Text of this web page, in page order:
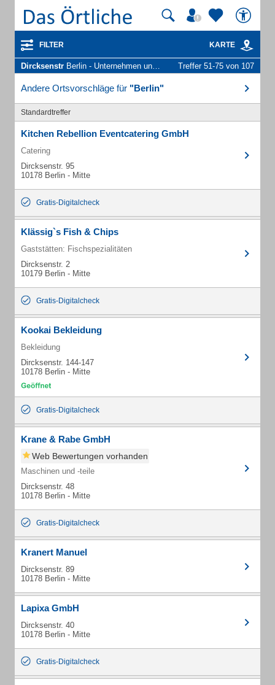
FILTER KARTE
Dircksenstr Berlin - Unternehmen und Personen Treffer 51-75 von 107
Andere Ortsvorschläge für "Berlin"
Standardtreffer
Kitchen Rebellion Eventcatering GmbH
Catering
Dircksenstr. 95
10178 Berlin - Mitte
Gratis-Digitalcheck
Klässig`s Fish & Chips
Gaststätten: Fischspezialitäten
Dircksenstr. 2
10179 Berlin - Mitte
Gratis-Digitalcheck
Kookai Bekleidung
Bekleidung
Dircksenstr. 144-147
10178 Berlin - Mitte
Gratis-Digitalcheck
Krane & Rabe GmbH
Web Bewertungen vorhanden
Maschinen und -teile
Dircksenstr. 48
10178 Berlin - Mitte
Gratis-Digitalcheck
Kranert Manuel
Dircksenstr. 89
10178 Berlin - Mitte
Lapixa GmbH
Dircksenstr. 40
10178 Berlin - Mitte
Gratis-Digitalcheck